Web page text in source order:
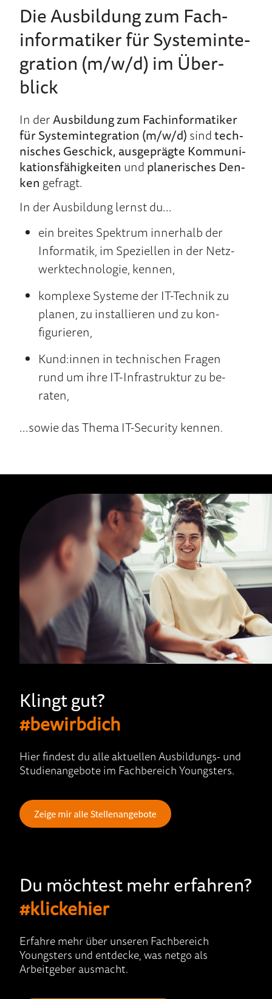
Die Aus­bil­dung zum Fach­
infor­mati­ker für System­inte­
gra­tion (m/w/d) im Über­
blick
In derAus­bil­dung zum Fach­infor­ma­tiker
für System­inte­gra­tion (m/w/d)sindtech­
nisches Ge­schick, aus­geprägte Kom­muni­
kations­fähig­kei­ten undpla­nerisches Den­
ken gefragt.
In der Aus­bildung lernst du...
ein brei­tes Spektrum inner­halb der
Infor­matik, im Speziellen in der Netz­
werk­techno­logie, kennen,
komplexe Sys­teme der IT-Tech­nik zu
pla­nen, zu installieren und zu kon­
figurie­ren,
Kund:innen in technischen Fra­gen
rund um ihre IT-Infra­struktur zu be­
raten,
...so­wie das Thema IT-Se­curity kennen.
Klingt gut?
#bewirbdich
Hier findest du alle ak­tuellen Aus­bil­dungs- und
Stu­dien­ange­bo­te im Fach­bereich Youngsters.
Du möchtest mehr erfahren?
#klickehier
Erfahre mehr über unseren Fachbereich
Youngsters und entdecke, was netgo als
Arbeitgeber ausmacht.